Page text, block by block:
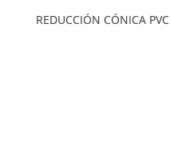
REDUCCIÓN CÓNICA PVC